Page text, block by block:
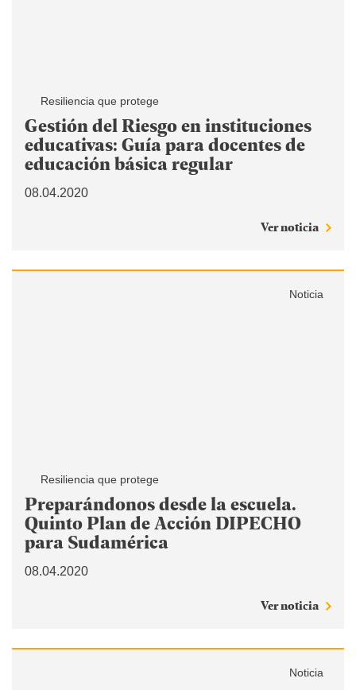
Resiliencia que protege
Gestión del Riesgo en instituciones
educativas: Guía para docentes de
educación básica regular
08.04.2020
Ver noticia
Noticia
Resiliencia que protege
Preparándonos desde la escuela.
Quinto Plan de Acción DIPECHO
para Sudamérica
08.04.2020
Ver noticia
Noticia